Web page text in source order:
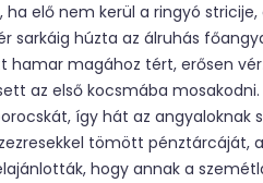
ha elő nem kerül a ringyó
sarkáig húzta az álruhás
hamar magához tért, erősen
az első kocsmába
így hát az
tömött pénztárcáját,
hogy annak a